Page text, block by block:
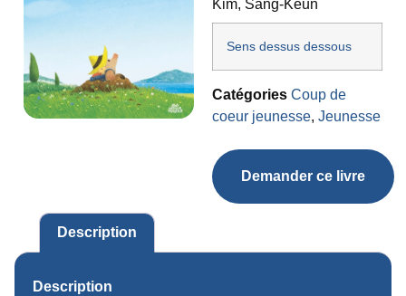
Kim, Sang-Keun
Sens dessus dessous
Catégories Coup de
coeur jeunesse, Jeunesse
Demander ce livre
Description
Description